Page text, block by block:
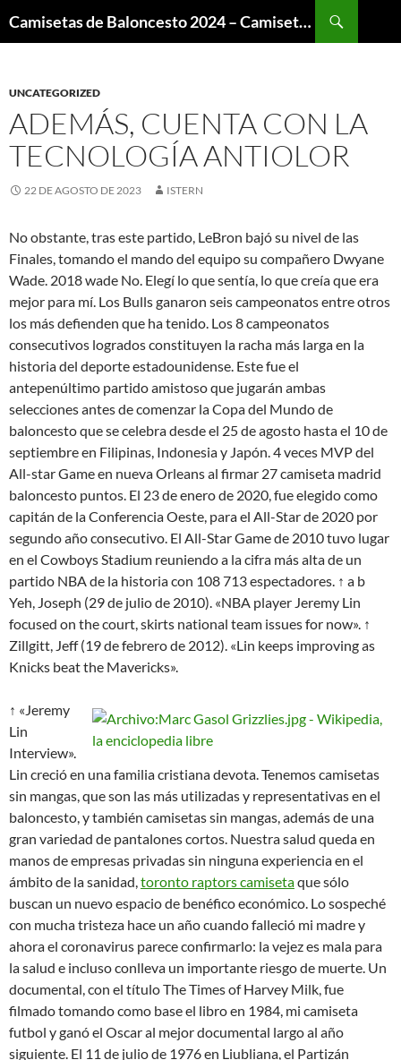
Camisetas de Baloncesto 2024 – Camisetas NBA
UNCATEGORIZED
ADEMÁS, CUENTA CON LA
TECNOLOGÍA ANTIOLOR
22 DE AGOSTO DE 2023 ISTERN
No obstante, tras este partido, LeBron bajó su nivel de las
Finales, tomando el mando del equipo su compañero Dwyane
Wade. 2018 wade No. Elegí lo que sentía, lo que creía que era
mejor para mí. Los Bulls ganaron seis campeonatos entre otros
los más defienden que ha tenido. Los 8 campeonatos
consecutivos logrados constituyen la racha más larga en la
historia del deporte estadounidense. Este fue el
antepenúltimo partido amistoso que jugarán ambas
selecciones antes de comenzar la Copa del Mundo de
baloncesto que se celebra desde el 25 de agosto hasta el 10 de
septiembre en Filipinas, Indonesia y Japón. 4 veces MVP del
All-star Game en nueva Orleans al firmar 27 camiseta madrid
baloncesto puntos. El 23 de enero de 2020, fue elegido como
capitán de la Conferencia Oeste, para el All-Star de 2020 por
segundo año consecutivo. El All-Star Game de 2010 tuvo lugar
en el Cowboys Stadium reuniendo a la cifra más alta de un
partido NBA de la historia con 108 713 espectadores. ↑ a b
Yeh, Joseph (29 de julio de 2010). «NBA player Jeremy Lin
focused on the court, skirts national team issues for now». ↑
Zillgitt, Jeff (19 de febrero de 2012). «Lin keeps improving as
Knicks beat the Mavericks».
↑ «Jeremy
Lin
Interview».
Lin creció en una familia cristiana devota. Tenemos camisetas
sin mangas, que son las más utilizadas y representativas en el
baloncesto, y también camisetas sin mangas, además de una
gran variedad de pantalones cortos. Nuestra salud queda en
manos de empresas privadas sin ninguna experiencia en el
ámbito de la sanidad,toronto raptors camisetaque sólo
buscan un nuevo espacio de benéfico económico. Lo sospeché
con mucha tristeza hace un año cuando falleció mi madre y
ahora el coronavirus parece confirmarlo: la vejez es mala para
la salud e incluso conlleva un importante riesgo de muerte. Un
documental, con el título The Times of Harvey Milk, fue
filmado tomando como base el libro en 1984, mi camiseta
futbol y ganó el Oscar al mejor documental largo al año
siguiente. El 11 de julio de 1976 en Liubliana, el Partizán